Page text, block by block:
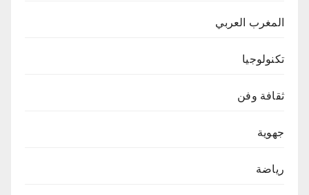
المغرب العربي
تكنولوجيا
ثقافة وفن
جهوية
رياضة